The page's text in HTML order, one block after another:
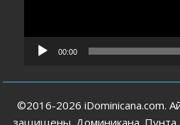
00:00
©2016-2026 iDominicana.com.
защищены. Доминикана. Пунта